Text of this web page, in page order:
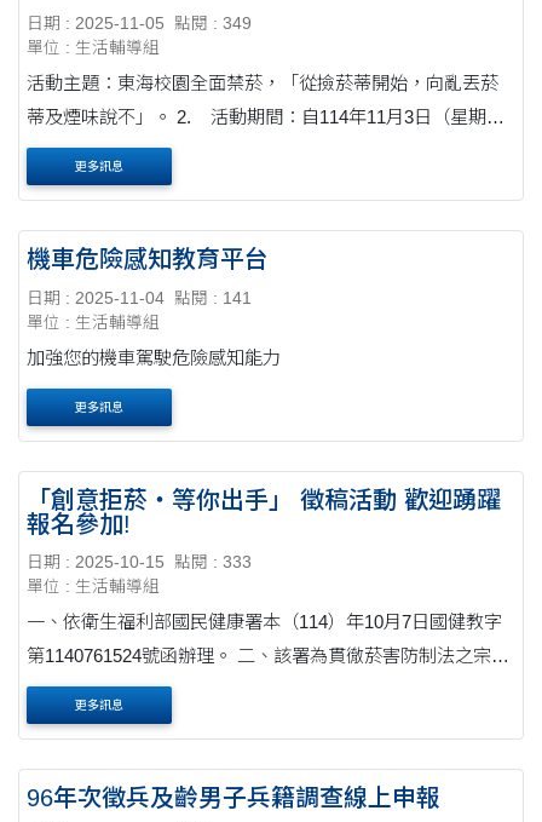
日期 : 2025-11-05
點閱 : 349
單位 : 生活輔導組
活動主題：東海校園全面禁菸，「從撿菸蒂開始，向亂丟菸
蒂及煙味說不」。 2. 活動期間：自114年11月3日（星期
一）起至114年11月30日（星期日）止。 3. 活動目的： (1)
....
更多訊息
機車危險感知教育平台
日期 : 2025-11-04 點閱 : 141
單位 : 生活輔導組
加強您的機車駕駛危險感知能力
更多訊息
「創意拒菸‧等你出手」 徵稿活動 歡迎踴躍
報名參加!
日期 : 2025-10-15
點閱 : 333
單位 : 生活輔導組
一、依衛生福利部國民健康署本（114）年10月7日國健教字
第1140761524號函辦理。 二、該署為貫徹菸害防制法之宗
旨，規劃旨揭徵稿活動，期望透過網路媒介接觸青少年與年
輕族群，落實菸害防制教育，並引起民眾對菸品危害的....
更多訊息
96年次徵兵及齡男子兵籍調查線上申報